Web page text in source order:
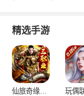
精选手游
仙旅奇缘（经典传奇三职业）